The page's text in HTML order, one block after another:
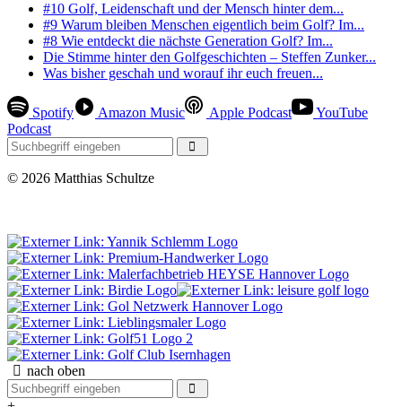
#10 Golf, Leidenschaft und der Mensch hinter dem...
#9 Warum bleiben Menschen eigentlich beim Golf? Im...
#8 Wie entdeckt die nächste Generation Golf? Im...
Die Stimme hinter den Golfgeschichten – Steffen Zunker...
Was bisher geschah und worauf ihr euch freuen...
Spotify Amazon Music Apple Podcast
YouTube
Podcast
© 2026 Matthias Schultze
nach oben